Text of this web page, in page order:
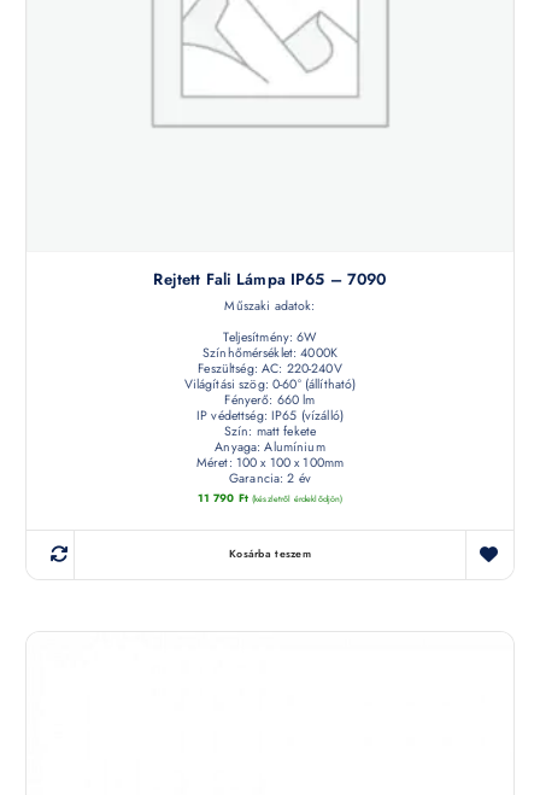
Rejtett Fali Lámpa IP65 – 7090
Műszaki adatok:
Teljesítmény: 6W
Színhőmérséklet: 4000K
Feszültség: AC: 220-240V
Világítási szög: 0-60° (állítható)
Fényerő: 660 lm
IP védettség: IP65 (vízálló)
Szín: matt fekete
Anyaga: Alumínium
Méret: 100 x 100 x 100mm
Garancia: 2 év
11 790 Ft (készletről érdeklődjön)
Kosárba teszem